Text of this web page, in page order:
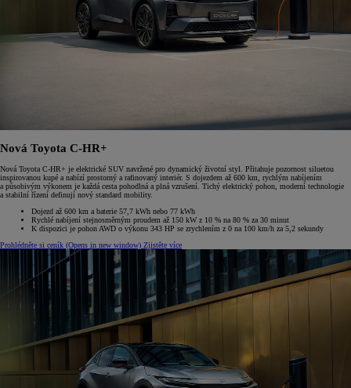
Nová Toyota C-HR+
Nová Toyota C-HR+ je elektrické SUV navržené pro dynamický životní styl. Přitahuje pozornost siluetou
inspirovanou kupé a nabízí prostorný a rafinovaný interiér. S dojezdem až 600 km, rychlým nabíjením
a působivým výkonem je každá cesta pohodlná a plná vzrušení. Tichý elektrický pohon, moderní technologie
a stabilní řízení definují nový standard mobility.
Dojezd až 600 km a baterie 57,7 kWh nebo 77 kWh
Rychlé nabíjení stejnosměrným proudem až 150 kW z 10 % na 80 % za 30 minut
K dispozici je pohon AWD o výkonu 343 HP se zrychlením z 0 na 100 km/h za 5,2 sekundy
Prohlédněte si ceník (Opens in new window) Zjistěte více